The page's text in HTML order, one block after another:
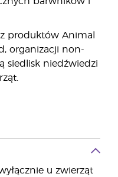
produktów Animal
organizacji non-
siedlisk niedźwiedzi
u zwierząt